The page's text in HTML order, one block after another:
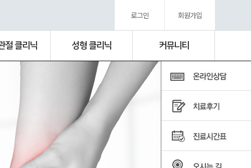
로그인 회원가입
절 클리닉 성형 클리닉 커뮤니티